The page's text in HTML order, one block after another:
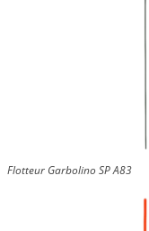
Flotteur Garbolino SP A83